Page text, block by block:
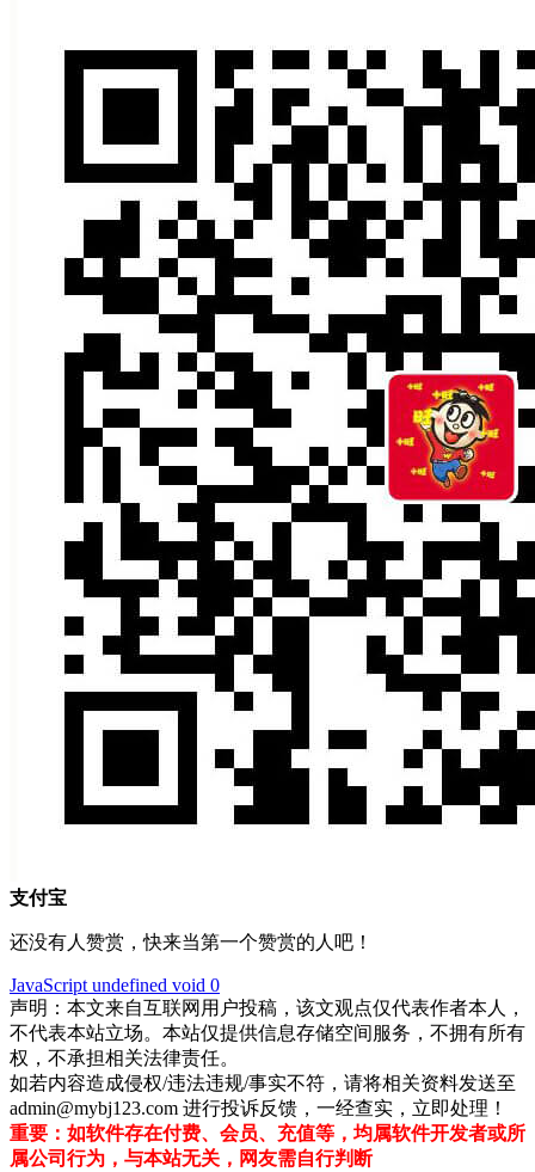
支付宝
还没有人赞赏，快来当第一个赞赏的人吧！
JavaScript undefined void 0
声明：本文来自互联网用户投稿，该文观点仅代表作者本人，
不代表本站立场。本站仅提供信息存储空间服务，不拥有所有
权，不承担相关法律责任。
如若内容造成侵权/违法违规/事实不符，请将相关资料发送至
admin@mybj123.com 进行投诉反馈，一经查实，立即处理！
重要：如软件存在付费、会员、充值等，均属软件开发者或所
属公司行为，与本站无关，网友需自行判断